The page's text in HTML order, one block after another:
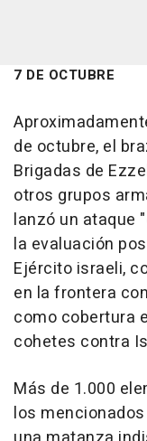
7 DE OCTUBRE
de octubre, el
Brigadas de
otros grupos
lanzó un ataque
la evaluación
Ejército israeli,
en la frontera
como cobertura
cohetes contra
Más de 1.000
los